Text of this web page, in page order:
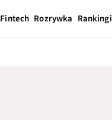
Fintech Rozrywka Rankingi